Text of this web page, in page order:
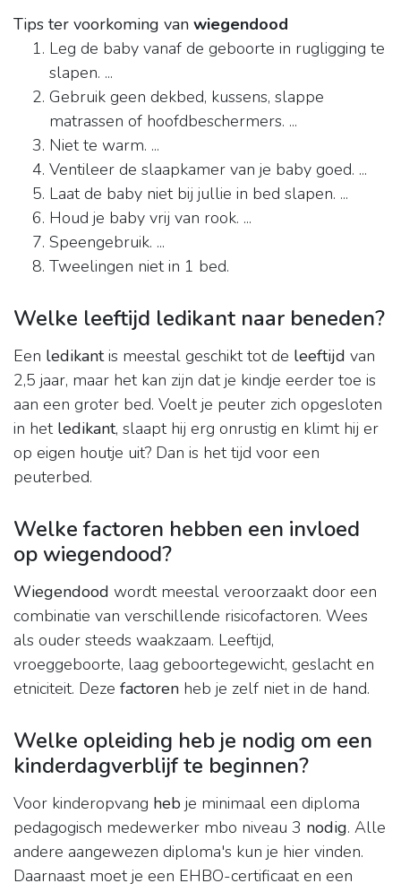
Tips ter voorkoming van wiegendood
Leg de baby vanaf de geboorte in rugligging te
slapen. ...
Gebruik geen dekbed, kussens, slappe
matrassen of hoofdbeschermers. ...
Niet te warm. ...
Ventileer de slaapkamer van je baby goed. ...
Laat de baby niet bij jullie in bed slapen. ...
Houd je baby vrij van rook. ...
Speengebruik. ...
Tweelingen niet in 1 bed.
Welke leeftijd ledikant naar beneden?
Een ledikantis meestal geschikt tot de leeftijd van
2,5 jaar, maar het kan zijn dat je kindje eerder toe is
aan een groter bed. Voelt je peuter zich opgesloten
in het ledikant, slaapt hij erg onrustig en klimt hij er
op eigen houtje uit? Dan is het tijd voor een
peuterbed.
Welke factoren hebben een invloed
op wiegendood?
Wiegendood wordt meestal veroorzaakt door een
combinatie van verschillende risicofactoren. Wees
als ouder steeds waakzaam. Leeftijd,
vroeggeboorte, laag geboortegewicht, geslacht en
etniciteit. Deze factoren heb je zelf niet in de hand.
Welke opleiding heb je nodig om een
kinderdagverblijf te beginnen?
Voor kinderopvang heb je minimaal een diploma
pedagogisch medewerker mbo niveau 3 nodig. Alle
andere aangewezen diploma's kun je hier vinden.
Daarnaast moet je een EHBO-certificaat en een